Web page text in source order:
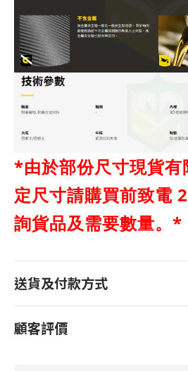
*由於部份尺寸現貨有
定尺寸請購買前致電
詢貨品及需要數量。*
送貨及付款方式
顧客評價